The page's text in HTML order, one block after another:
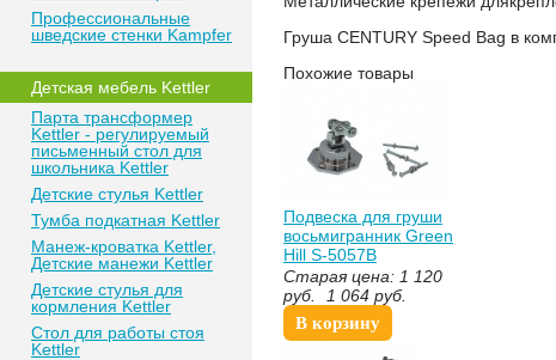
Профессиональные
шведские стенки Kampfer
Детская мебель Kettler
Парта трансформер
Kettler - регулируемый
письменный стол для
школьника Kettler
Детские стулья Kettler
Тумба подкатная Kettler
Манеж-кроватка Kettler,
Детские манежи Kettler
Детские стулья для
кормления Kettler
Стол для работы стоя
Kettler
Груша CENTURY Speed Bag в
Похожие товары
Подвеска для груши
восьмигранник Green
Hill S-5057B
Старая цена: 1 120
руб.
1 064 руб.
В корзину